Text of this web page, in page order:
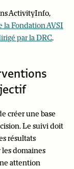
ActivityInfo,
la Fondation AVSI
par la DRC.
créer une base
Le suivi doit
résultats
domaines
attention